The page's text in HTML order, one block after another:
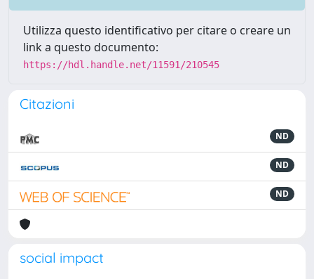
Utilizza questo identificativo per citare o creare un
link a questo documento:
https://hdl.handle.net/11591/210545
Citazioni
ND
ND
ND
social impact